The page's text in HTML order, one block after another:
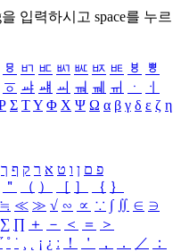
을 입력하시고 space를 누르
ㅱ ㅲ ㅳ ㅴ ㅵ ㅶ ㅷ ㅸ
ㅹ
ㆆ ㆇ ㆈ ㆉ ㆊ ㆋ ㆌ ㆍ
ㆎ
Σ ΤΥ Φ Χ Ψ Ω α β γ δ ε ζ η
פ ם ן ו ט א ר ק ף ך
＂ （ ） ［ ］ ｛ ｝
≒ ≪ ≫ √ ∽ ∝ ∵ ∫ ∬ ∈ ∋
∑ ∏ ＋ － ＜ ＝
＞
˚ ˙ ¸ ¡ ¿ ː ！ ＇ ， ． ／
：